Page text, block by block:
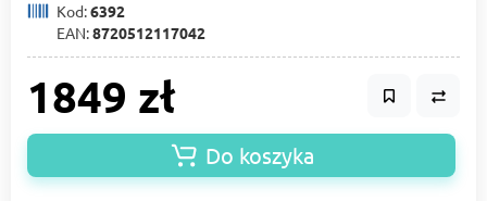
Kod:6392
EAN:8720512117042
1849 zł
Do koszyka